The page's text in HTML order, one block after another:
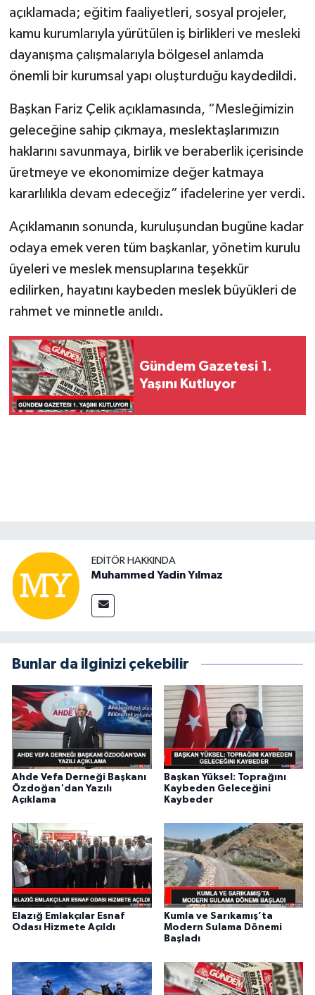
açıklamada; eğitim faaliyetleri, sosyal projeler,
kamu kurumlarıyla yürütülen iş birlikleri ve mesleki
dayanışma çalışmalarıyla bölgesel anlamda
önemli bir kurumsal yapı oluşturduğu kaydedildi.
Başkan Fariz Çelik açıklamasında, “Mesleğimizin
geleceğine sahip çıkmaya, meslektaşlarımızın
haklarını savunmaya, birlik ve beraberlik içerisinde
üretmeye ve ekonomimize değer katmaya
kararlılıkla devam edeceğiz” ifadelerine yer verdi.
Açıklamanın sonunda, kuruluşundan bugüne kadar
odaya emek veren tüm başkanlar, yönetim kurulu
üyeleri ve meslek mensuplarına teşekkür
edilirken, hayatını kaybeden meslek büyükleri de
rahmet ve minnetle anıldı.
Gündem Gazetesi 1.
Yaşını Kutluyor
EDITÖR HAKKINDA
Muhammed Yadin Yılmaz
Bunlar da ilginizi çekebilir
Ahde Vefa Derneği Başkanı
Özdoğan'dan Yazılı
Açıklama
Başkan Yüksel: Toprağını
Kaybeden Geleceğini
Kaybeder
Elazığ Emlakçılar Esnaf
Odası Hizmete Açıldı
Kumla ve Sarıkamış’ta
Modern Sulama Dönemi
Başladı